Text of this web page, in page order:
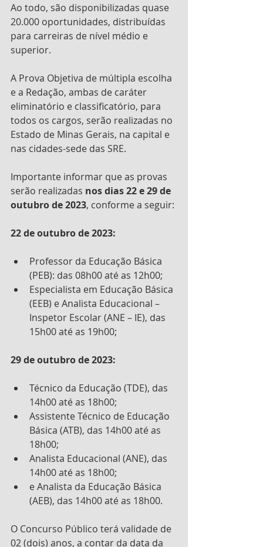
Ao todo, são disponibilizadas quase
20.000 oportunidades, distribuídas
para carreiras de nível médio e
superior.
A Prova Objetiva de múltipla escolha
e a Redação, ambas de caráter
eliminatório e classificatório, para
todos os cargos, serão realizadas no
Estado de Minas Gerais, na capital e
nas cidades-sede das SRE.
Importante informar que as provas
serão realizadas nos dias 22 e 29 de
outubro de 2023, conforme a seguir:
22 de outubro de 2023:
Professor da Educação Básica
(PEB): das 08h00 até as 12h00;
Especialista em Educação Básica
(EEB) e Analista Educacional –
Inspetor Escolar (ANE – IE), das
15h00 até as 19h00;
29 de outubro de 2023:
Técnico da Educação (TDE), das
14h00 até as 18h00;
Assistente Técnico de Educação
Básica (ATB), das 14h00 até as
18h00;
Analista Educacional (ANE), das
14h00 até as 18h00;
e Analista da Educação Básica
(AEB), das 14h00 até as 18h00.
O Concurso Público terá validade de
02 (dois) anos, a contar da data da